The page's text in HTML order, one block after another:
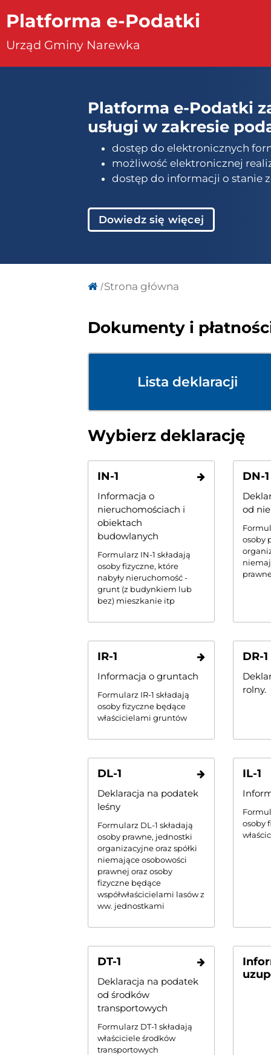
Platforma e-Podatki
Urząd Gminy Narewka
Platforma e-Podatki
usługi w zakresie
dostęp do elektronicznych
możliwość elektronicznej
dostęp do informacji o stanie
Dowiedz się więcej
Strona główna
Dokumenty i
Lista deklaracji
Wybierz deklarację
IN-1
Informacja o
nieruchomościach i
obiektach
budowlanych
Formularz IN-1 składają
osoby fizyczne, które
nabyły nieruchomość -
grunt (z budynkiem lub
bez) mieszkanie itp
DN-1
od
osoby
IR-1
Informacja o gruntach
Formularz IR-1 składają
osoby fizyczne będące
właścicielami gruntów
DR-1
rolny.
DL-1
Deklaracja na podatek
leśny
Formularz DL-1 składają
osoby prawne, jednostki
organizacyjne oraz spółki
niemające osobowości
prawnej oraz osoby
fizyczne będące
współwłaścicielami lasów z
ww. jednostkami
IL-1
osoby
DT-1
Deklaracja na podatek
od środków
transportowych
Formularz DT-1 składają
właściciele środków
transportowych